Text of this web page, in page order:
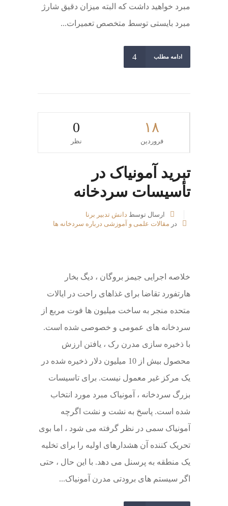
مبرد خواهید داشت که البته میزان دقیق شارژ
مبرد بایستی توسط متخصص تعمیرات...
ادامه مطلب
۱۸
فروردین
0
نظر
تبرید آمونیاک در
تأسیسات سردخانه
ارسال توسط دانش تدبیر برنا
در مقالات علمی و آموزشی درباره سردخانه ها
خلاصه اجرایی جیمز بروگان ، دیگ بخار
هارتفورد تقاضا برای غذاهای راحت در ایالات
متحده منجر به ساخت میلیون ها فوت مربع از
سردخانه های عمومی و خصوصی شده است.
با ذخیره سازی مدرن رک ، یافتن ارزش
محصول بیش از 10 میلیون دلار ذخیره شده در
یک مرکز غیر معمول نیست. برای تاسیسات
بزرگ سردخانه ، آمونیاک مبرد مورد انتخاب
شده است. پاسخ به نشت و نشت اگرچه
آمونیاک سمی در نظر گرفته می شود ، اما بوی
تحریک کننده آن هشدارهای اولیه را برای تخلیه
یک منطقه به پرسنل می دهد. با این حال ، حتی
اگر سیستم های برودتی مدرن آمونیاک...